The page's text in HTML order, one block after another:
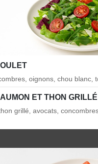
oignons, chou blanc,
ET THON GRILLÉ
grillé, avocats,